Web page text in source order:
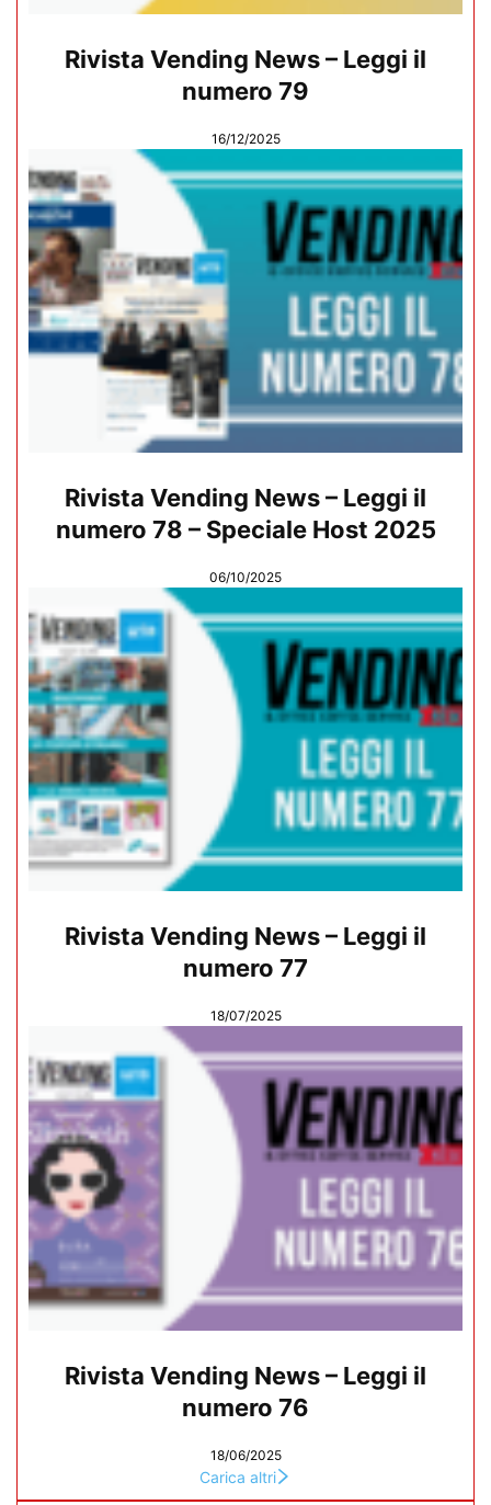
Rivista Vending News – Leggi il
numero 79
16/12/2025
Rivista Vending News – Leggi il
numero 78 – Speciale Host 2025
06/10/2025
Rivista Vending News – Leggi il
numero 77
18/07/2025
Rivista Vending News – Leggi il
numero 76
18/06/2025
Carica altri